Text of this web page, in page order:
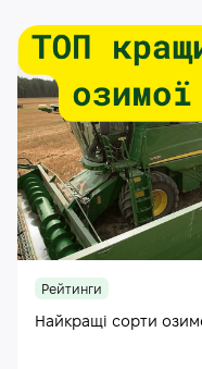
Рейтинги
Найкращі сорти